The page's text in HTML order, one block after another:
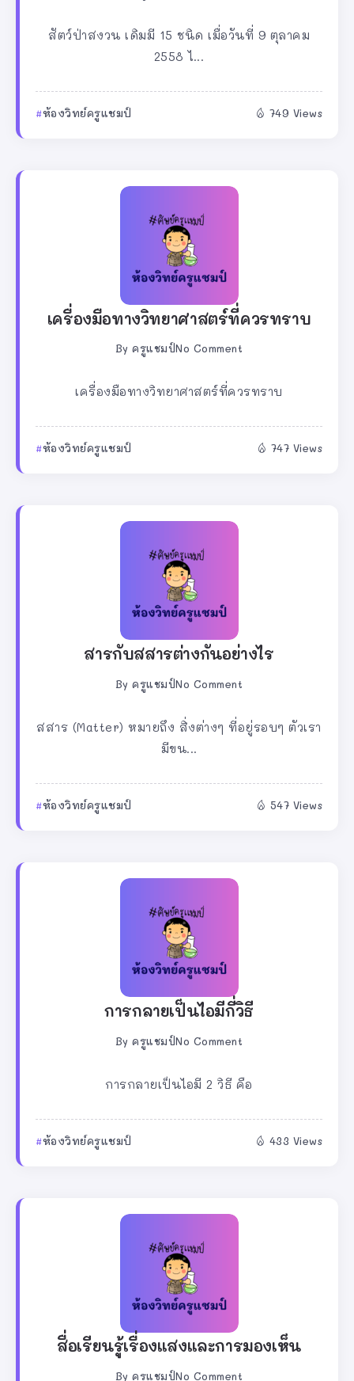
สัตว์ป่าสงวน เดิมมี 15 ชนิด เมื่อวันที่ 9 ตุลาคม
2558 ไ...
ห้องวิทย์ครูแชมป์ 749 Views
เครื่องมือทางวิทยาศาสตร์ที่ควรทราบ
By ครูแชมป์No Comment
เครื่องมือทางวิทยาศาสตร์ที่ควรทราบ
ห้องวิทย์ครูแชมป์ 747 Views
สารกับสสารต่างกันอย่างไร
By ครูแชมป์No Comment
สสาร (Matter) หมายถึง สิ่งต่างๆ ที่อยู่รอบๆ ตัวเรา
มีขน...
ห้องวิทย์ครูแชมป์ 547 Views
การกลายเป็นไอมีกี่วิธี
By ครูแชมป์No Comment
การกลายเป็นไอมี 2 วิธี คือ
ห้องวิทย์ครูแชมป์ 433 Views
สื่อเรียนรู้เรื่องแสงและการมองเห็น
By ครูแชมป์No Comment